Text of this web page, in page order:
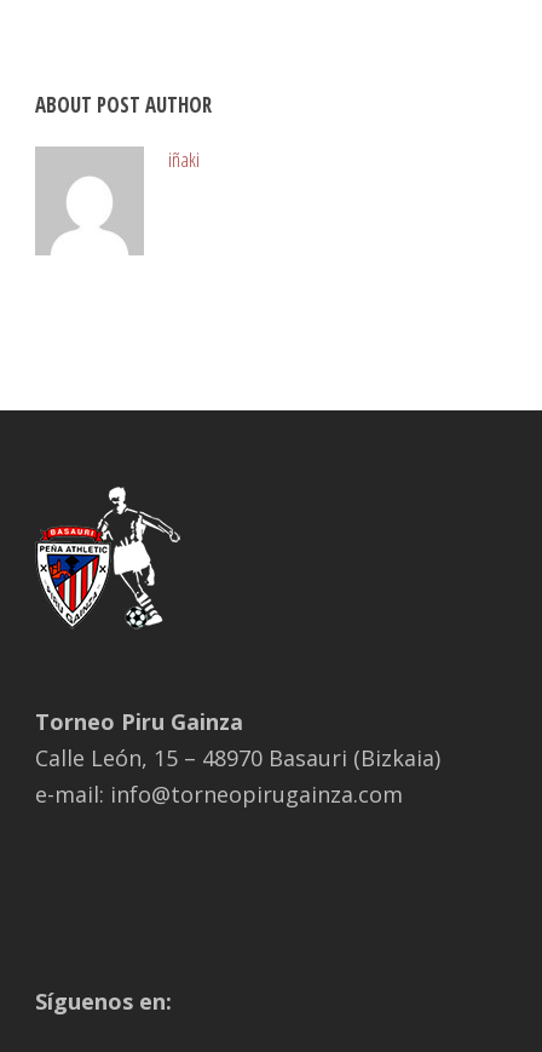
ABOUT POST AUTHOR
iñaki
Torneo Piru Gainza
Calle León, 15 – 48970 Basauri (Bizkaia)
e-mail: info@torneopirugainza.com
Síguenos en: